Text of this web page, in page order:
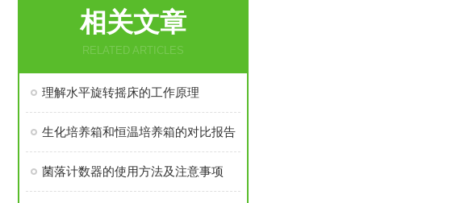
相关文章
RELATED ARTICLES
理解水平旋转摇床的工作原理
生化培养箱和恒温培养箱的对比报告
菌落计数器的使用方法及注意事项